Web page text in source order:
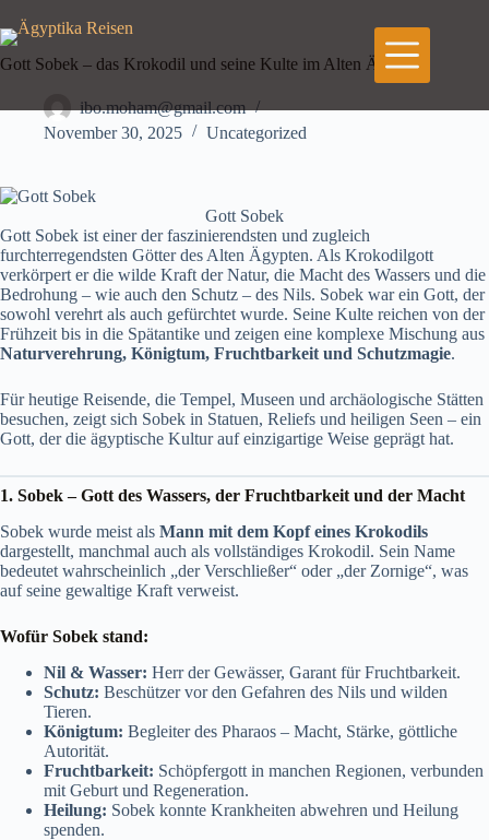
Inhalt
springen
Gott Sobek – das Krokodil und seine Kulte im Alten Ägypten
ibo.moham@gmail.com
November 30, 2025
Uncategorized
Gott Sobek
Gott Sobek ist einer der faszinierendsten und zugleich
furchterregendsten Götter des Alten Ägypten. Als Krokodilgott
verkörpert er die wilde Kraft der Natur, die Macht des Wassers und die
Bedrohung – wie auch den Schutz – des Nils. Sobek war ein Gott, der
sowohl verehrt als auch gefürchtet wurde. Seine Kulte reichen von der
Frühzeit bis in die Spätantike und zeigen eine komplexe Mischung aus
Naturverehrung, Königtum, Fruchtbarkeit und Schutzmagie.
Für heutige Reisende, die Tempel, Museen und archäologische Stätten
besuchen, zeigt sich Sobek in Statuen, Reliefs und heiligen Seen – ein
Gott, der die ägyptische Kultur auf einzigartige Weise geprägt hat.
1. Sobek – Gott des Wassers, der Fruchtbarkeit und der Macht
Sobek wurde meist als Mann mit dem Kopf eines Krokodils
dargestellt, manchmal auch als vollständiges Krokodil. Sein Name
bedeutet wahrscheinlich „der Verschließer“ oder „der Zornige“, was
auf seine gewaltige Kraft verweist.
Wofür Sobek stand:
Nil & Wasser: Herr der Gewässer, Garant für Fruchtbarkeit.
Schutz: Beschützer vor den Gefahren des Nils und wilden
Tieren.
Königtum: Begleiter des Pharaos – Macht, Stärke, göttliche
Autorität.
Fruchtbarkeit: Schöpfergott in manchen Regionen, verbunden
mit Geburt und Regeneration.
Heilung: Sobek konnte Krankheiten abwehren und Heilung
spenden.